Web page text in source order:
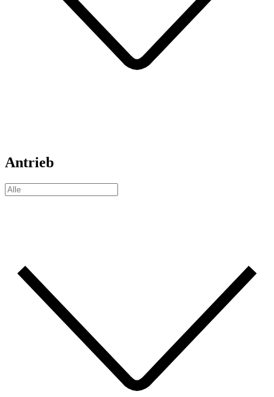
Antrieb